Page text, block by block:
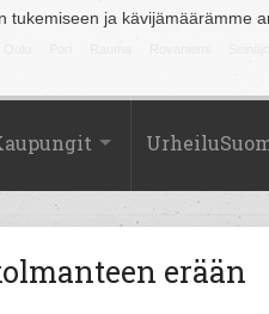
ja kävijämäärämme
erään